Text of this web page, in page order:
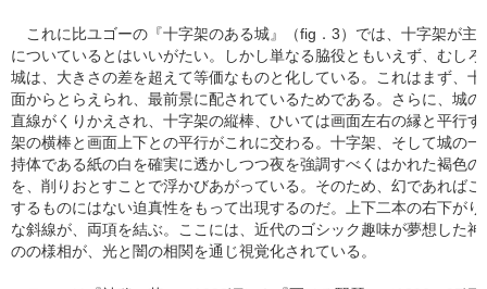
これに比ユゴーの『十字架のある城』（fig．3）では、十字架が主
についているとはいいがたい。しかし単なる脇役ともいえず、むしろ
城は、大きさの差を超えて等価なものと化している。これはまず、十
面からとらえられ、最前景に配されているためである。さらに、城の
直線がくりかえされ、十字架の縦棒、ひいては画面左右の縁と平行す
架の横棒と画面上下との平行がこれに交わる。十字架、そして城の一
持体である紙の白を確実に透かしつつ夜を強調すべくはかれた褐色の
を、削りおとすことで浮かびあがっている。そのため、幻であればこ
するものにはない迫真性をもって出現するのだ。上下二本の右下がり
な斜線が、両項を結ぶ。ここには、近代のゴシック趣味が夢想した神
のの様相が、光と闇の相関を通じ視覚化されている。